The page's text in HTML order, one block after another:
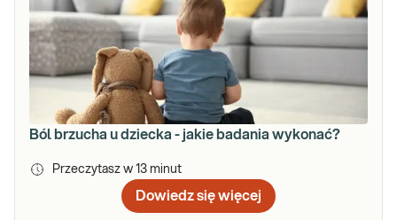
Ból brzucha u dziecka - jakie badania wykonać?
Przeczytasz w 13 minut
Dowiedz się więcej